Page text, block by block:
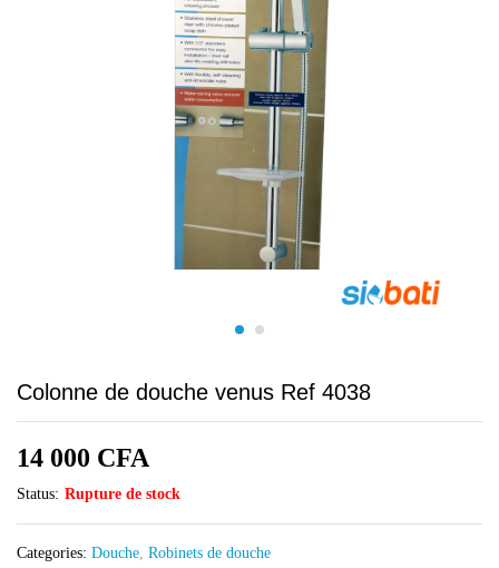
Colonne de douche venus Ref 4038
14 000 CFA
Status: Rupture de stock
Categories: Douche, Robinets de douche